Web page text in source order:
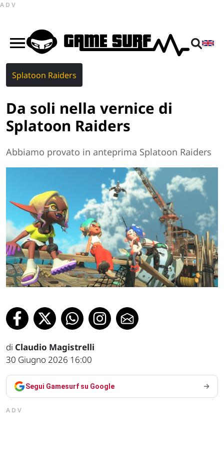
ADV
Splatoon Raiders
Da soli nella vernice di
Splatoon Raiders
Abbiamo provato in anteprima Splatoon Raiders
di Claudio Magistrelli
30 Giugno 2026 16:00
Segui Gamesurf su Google
ADV